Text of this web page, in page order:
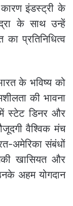
इंडस्ट्री के
के साथ उन्हें
का प्रतिनिधित्व
के भविष्य को
की भावना
स्टेट डिनर और
वैश्विक मंच
अमेरिका संबंधों
खासियत और
अहम योगदान